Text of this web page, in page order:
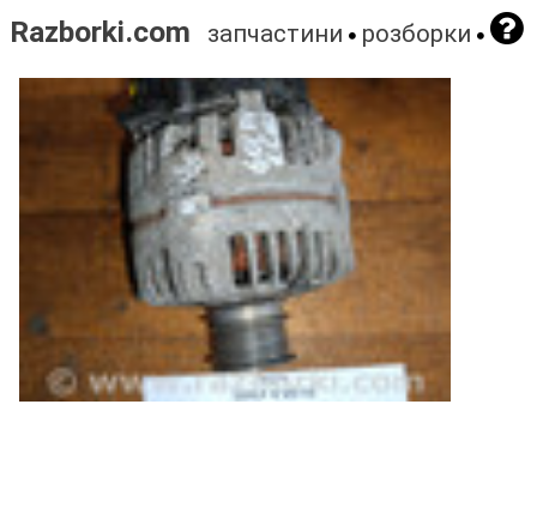
Razborki.com запчастини розборки